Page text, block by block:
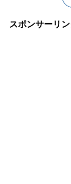
スポンサーリン